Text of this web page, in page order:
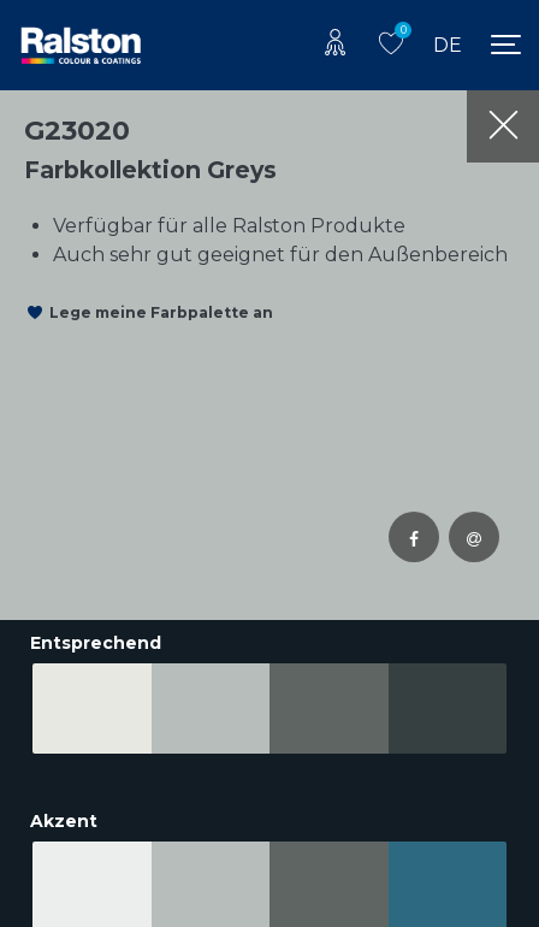
0
DE
G23020
Farbkollektion Greys
Verfügbar für alle Ralston Produkte
Auch sehr gut geeignet für den Außenbereich
Lege meine Farbpalette an
Entsprechend
Akzent